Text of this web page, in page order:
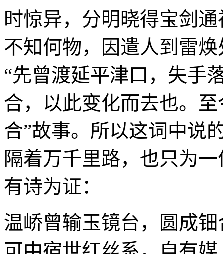
时惊异，分明晓得宝剑
不知何物，因遣人到雷
“先曾渡延平津口，失手
合，以此变化而去也。
合”故事。所以这词中说
隔着万千里路，也只为
有诗为证：
温峤曾输玉镜台，圆成